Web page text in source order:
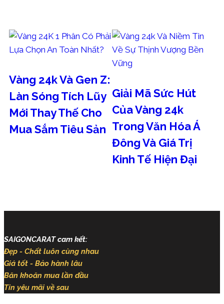
Vàng 24k Và Gen Z:
Làn Sóng Tích Lũy
Mới Thay Thế Cho
Mua Sắm Tiêu Sản
Giải Mã Sức Hút
Của Vàng 24k
Trong Văn Hóa Á
Đông Và Giá Trị
Kinh Tế Hiện Đại
SAIGONCARAT cam kết:
Đẹp - Chất luôn cùng nhau
Giá tốt - Bảo hành lâu
Băn khoăn mua lần đầu
Tin yêu mãi về sau